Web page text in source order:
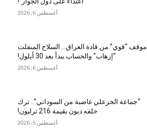
أغسطس 6, 2026
موقف “قوي” من قادة العراق… السلاح المنفلت
“إرهاب” والحساب يبدأ بعد 30 أيلول!
أغسطس 6, 2026
“جماعة الخزعلي غاضبة من السوداني”.. ترك
خلفه ديون بقيمة 216 ترليون!
أغسطس 5, 2026